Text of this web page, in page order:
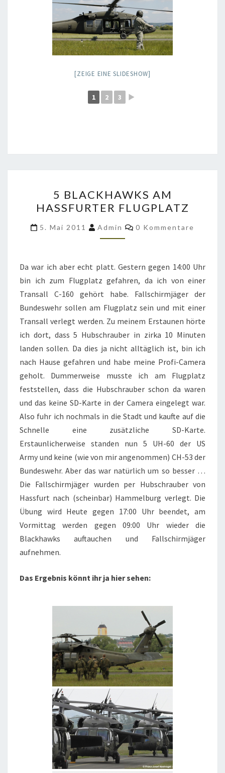
[ZEIGE EINE SLIDESHOW]
1 2 3 ►
BLACKHAWKS
AM
HASSFURTER
FLUGPLATZ
5 BLACKHAWKS AM
HASSFURTER FLUGPLATZ
5. Mai 2011 Admin Kommentare
0 Kommentare
Da war ich aber echt platt. Gestern gegen 14:00 Uhr
bin ich zum Flugplatz gefahren, da ich von einer
Transall C-160 gehört habe. Fallschirmjäger der
Bundeswehr sollen am Flugplatz sein und mit einer
Transall verlegt werden. Zu meinem Erstaunen hörte
ich dort, dass 5 Hubschrauber in zirka 10 Minuten
landen sollen. Da dies ja nicht alltäglich ist, bin ich
nach Hause gefahren und habe meine Profi-Camera
geholt. Dummerweise musste ich am Flugplatz
feststellen, dass die Hubschrauber schon da waren
und das keine SD-Karte in der Camera eingelegt war.
Also fuhr ich nochmals in die Stadt und kaufte auf die
Schnelle eine zusätzliche SD-Karte.
Erstaunlicherweise standen nun 5 UH-60 der US
Army und keine (wie von mir angenommen) CH-53 der
Bundeswehr. Aber das war natürlich um so besser …
Die Fallschirmjäger wurden per Hubschrauber von
Hassfurt nach (scheinbar) Hammelburg verlegt. Die
Übung wird Heute gegen 17:00 Uhr beendet, am
Vormittag werden gegen 09:00 Uhr wieder die
Blackhawks auftauchen und Fallschirmjäger
aufnehmen.
Das Ergebnis könnt ihr ja hier sehen: